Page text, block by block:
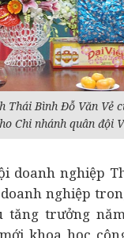
Thái Bình Đỗ Văn Vẻ
Chi nhánh quân đội
doanh nghiệp
doanh nghiệp
tăng trưởng